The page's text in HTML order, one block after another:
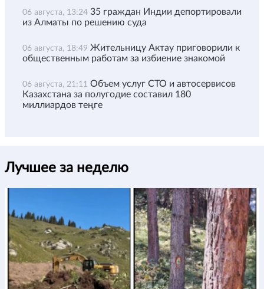
06 августа, 13:24 35 граждан Индии депортировали
из Алматы по решению суда
06 августа, 18:49 Жительницу Актау приговорили к
общественным работам за избиение знакомой
06 августа, 21:11 Объем услуг СТО и автосервисов
Казахстана за полугодие составил 180
миллиардов теңге
Лучшее за неделю